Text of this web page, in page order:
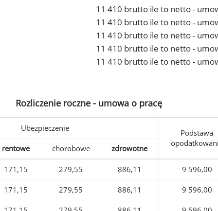
11 410 brutto ile to netto -
11 410 brutto ile to netto -
11 410 brutto ile to netto -
11 410 brutto ile to netto -
11 410 brutto ile to netto -
Rozliczenie roczne - umowa o pracę
Ubezpieczenie
Podstawa
rentowe chorobowe zdrowotne
171,15 279,55 886,11 9 596,00
171,15 279,55 886,11 9 596,00